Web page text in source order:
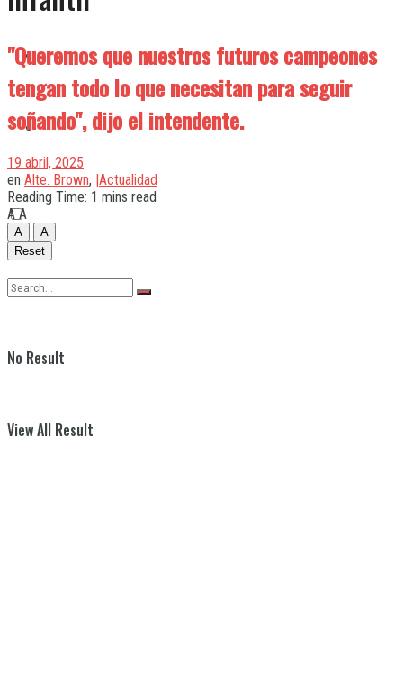
Quilmes
Varela
No Result
View All Result
"Queremos que nuestros futuros campeones
tengan todo lo que necesitan para seguir
soñando", dijo el intendente.
19 abril, 2025
en Alte. Brown, |Actualidad
Reading Time: 1 mins read
A A
A
A
Reset